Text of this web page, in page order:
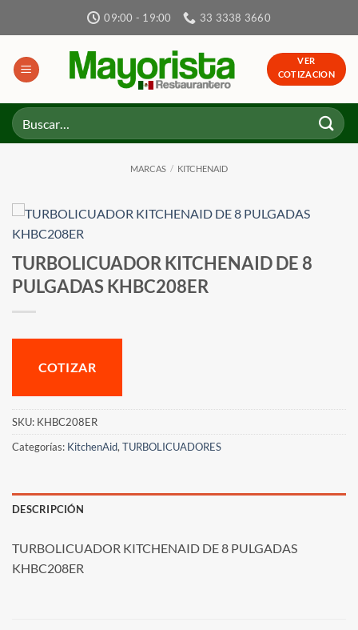
09:00 - 19:00 33 3338 3660
VER
COTIZACION
Buscar
por:
MARCAS / KITCHENAID
TURBOLICUADOR KITCHENAID DE 8
PULGADAS KHBC208ER
COTIZAR
SKU: KHBC208ER
Categorías: KitchenAid, TURBOLICUADORES
DESCRIPCIÓN
TURBOLICUADOR KITCHENAID DE 8 PULGADAS
KHBC208ER